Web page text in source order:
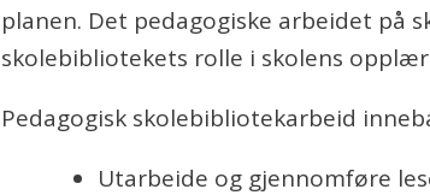
planen. Det pedagogiske arbeidet på
skolebibliotekets rolle i skolens
Pedagogisk skolebibliotekarbeid
Utarbeide og gjennomføre